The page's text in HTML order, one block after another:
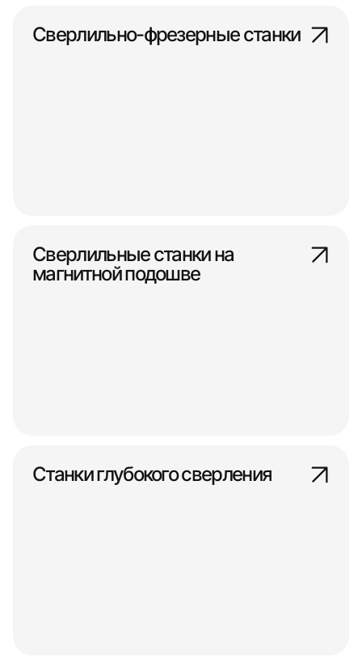
Сверлильно-фрезерные станки
Сверлильные станки на
магнитной подошве
Станки глубокого сверления